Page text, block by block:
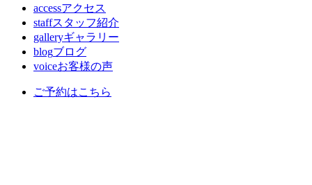
accessアクセス
staffスタッフ紹介
galleryギャラリー
blogブログ
voiceお客様の声
ご予約はこちら